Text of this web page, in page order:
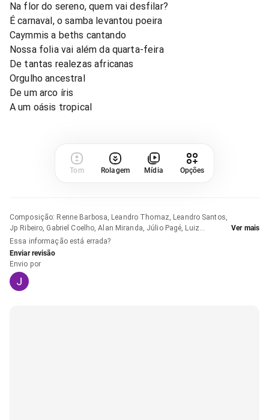
Na flor do sereno, quem vai desfilar?
É carnaval, o samba levantou poeira
Caymmis a beths cantando
Nossa folia vai além da quarta-feira
De tantas realezas africanas
Orgulho ancestral
De um arco íris
A um oásis tropical
Tom Rolagem Mídia Opções
Composição: Renne Barbosa, Leandro Thomaz, Leandro Santos,
Jp Ribeiro, Gabriel Coelho, Alan Miranda, Júlio Pagé, Luiz
Brinquinho e Luana Pinheiro
Ver mais
Essa informação está errada?
Enviar revisão
Envio por